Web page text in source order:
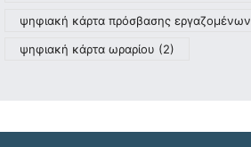
ψηφιακή κάρτα πρόσβασης εργαζομένων
ψηφιακή κάρτα ωραρίου (2)